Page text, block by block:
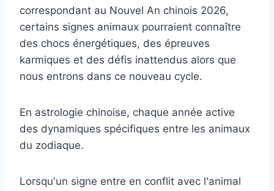
correspondant au Nouvel An chinois 2026,
certains signes animaux pourraient connaître
des chocs énergétiques, des épreuves
karmiques et des défis inattendus alors que
nous entrons dans ce nouveau cycle.
En astrologie chinoise, chaque année active
des dynamiques spécifiques entre les animaux
du zodiaque.
Lorsqu'un signe entre en conflit avec l'animal